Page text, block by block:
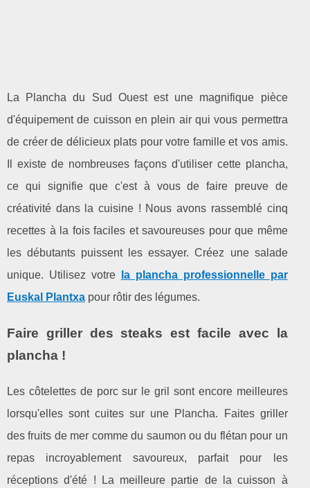
La Plancha du Sud Ouest est une magnifique pièce
d'équipement de cuisson en plein air qui vous permettra
de créer de délicieux plats pour votre famille et vos amis.
Il existe de nombreuses façons d'utiliser cette plancha,
ce qui signifie que c'est à vous de faire preuve de
créativité dans la cuisine ! Nous avons rassemblé cinq
recettes à la fois faciles et savoureuses pour que même
les débutants puissent les essayer. Créez une salade
unique. Utilisez votre
la plancha professionnelle par
Euskal Plantxa pour rôtir des légumes.
Faire griller des steaks est facile avec la
plancha !
Les côtelettes de porc sur le gril sont encore meilleures
lorsqu'elles sont cuites sur une Plancha. Faites griller
des fruits de mer comme du saumon ou du flétan pour un
repas incroyablement savoureux, parfait pour les
réceptions d'été ! La meilleure partie de la cuisson à